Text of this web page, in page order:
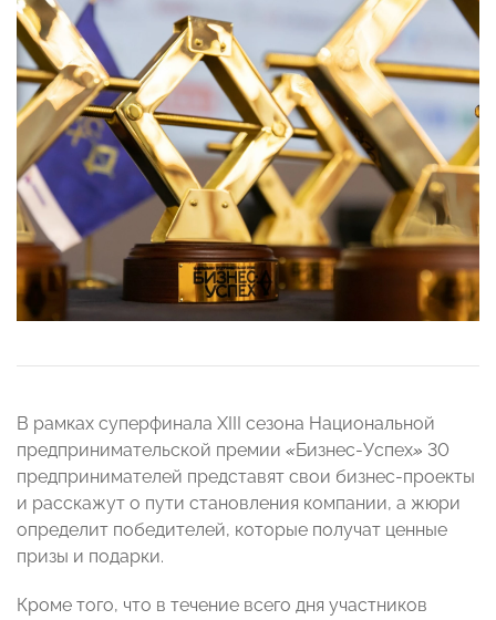
В рамках суперфинала XIII сезона Национальной
предпринимательской премии «Бизнес-Успех» 30
предпринимателей представят свои бизнес-проекты
и расскажут о пути становления компании, а жюри
определит победителей, которые получат ценные
призы и подарки.
Кроме того, что в течение всего дня участников